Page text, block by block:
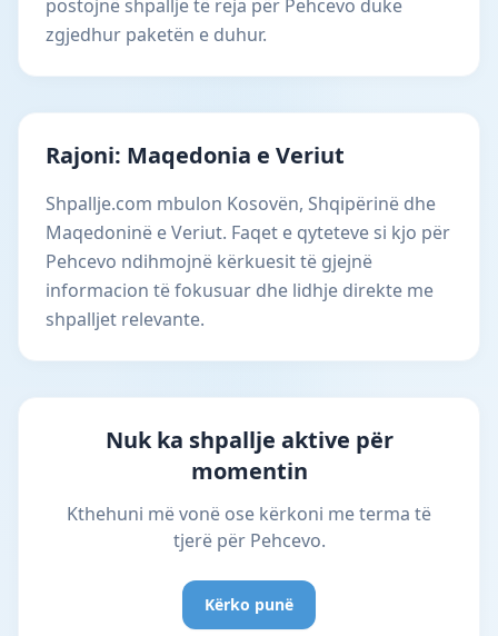
postojnë shpallje të reja për Pehcevo duke
zgjedhur paketën e duhur.
Rajoni: Maqedonia e Veriut
Shpallje.com mbulon Kosovën, Shqipërinë dhe
Maqedoninë e Veriut. Faqet e qyteteve si kjo për
Pehcevo ndihmojnë kërkuesit të gjejnë
informacion të fokusuar dhe lidhje direkte me
shpalljet relevante.
Nuk ka shpallje aktive për
momentin
Kthehuni më vonë ose kërkoni me terma të
tjerë për Pehcevo.
Kërko punë